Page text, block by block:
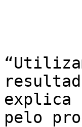
explica
pelo